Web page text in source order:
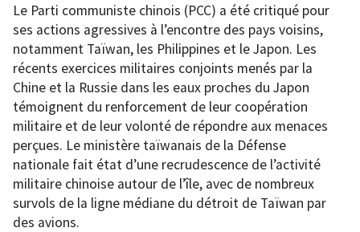
Le Parti communiste chinois (PCC) a été critiqué pour
ses actions agressives à l’encontre des pays voisins,
notamment Taïwan, les Philippines et le Japon. Les
récents exercices militaires conjoints menés par la
Chine et la Russie dans les eaux proches du Japon
témoignent du renforcement de leur coopération
militaire et de leur volonté de répondre aux menaces
perçues. Le ministère taïwanais de la Défense
nationale fait état d’une recrudescence de l’activité
militaire chinoise autour de l’île, avec de nombreux
survols de la ligne médiane du détroit de Taïwan par
des avions.